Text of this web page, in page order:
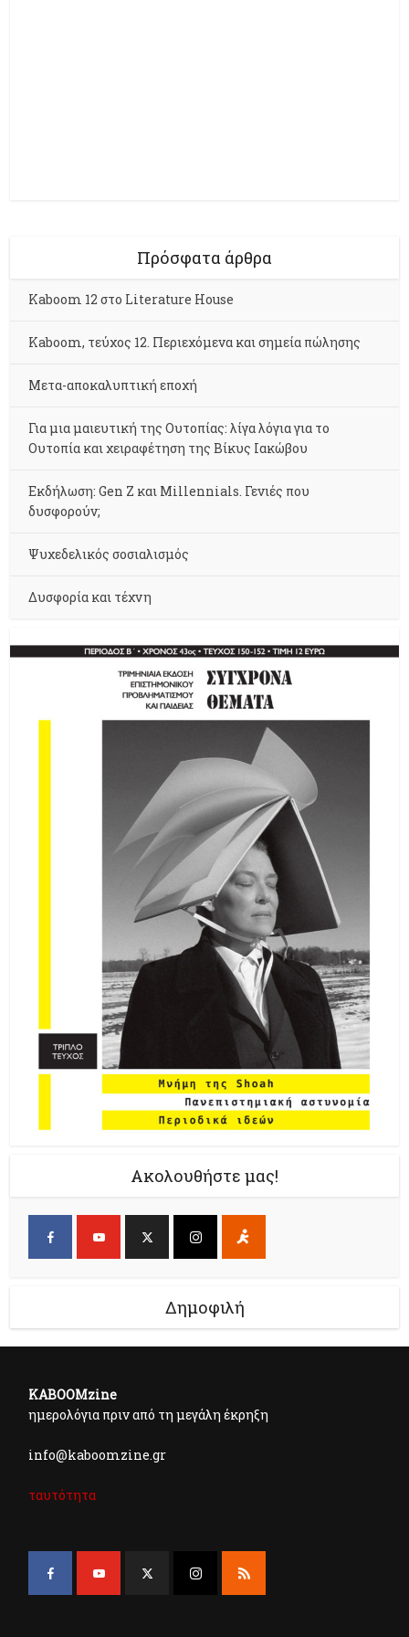
Πρόσφατα άρθρα
Kaboom 12 στο Literature House
Kaboom, τεύχος 12. Περιεχόμενα και σημεία πώλησης
Μετα-αποκαλυπτική εποχή
Για μια μαιευτική της Ουτοπίας: λίγα λόγια για το
Ουτοπία και χειραφέτηση της Βίκυς Ιακώβου
Εκδήλωση: Gen Z και Millennials. Γενιές που
δυσφορούν;
Ψυχεδελικός σοσιαλισμός
Δυσφορία και τέχνη
Ακολουθήστε μας!
Δημοφιλή
KABOOMzine
ημερολόγια πριν από τη μεγάλη έκρηξη
info@kaboomzine.gr
ταυτότητα